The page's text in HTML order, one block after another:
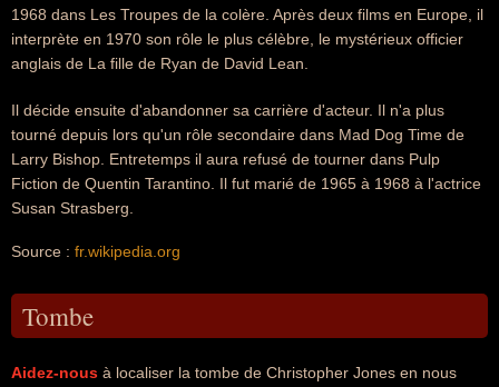
1968 dans Les Troupes de la colère. Après deux films en Europe, il
interprète en 1970 son rôle le plus célèbre, le mystérieux officier
anglais de La fille de Ryan de David Lean.
Il décide ensuite d'abandonner sa carrière d'acteur. Il n'a plus
tourné depuis lors qu'un rôle secondaire dans Mad Dog Time de
Larry Bishop. Entretemps il aura refusé de tourner dans Pulp
Fiction de Quentin Tarantino. Il fut marié de 1965 à 1968 à l'actrice
Susan Strasberg.
Source : fr.wikipedia.org
Tombe
Aidez-nous à localiser la tombe de Christopher Jones en nous